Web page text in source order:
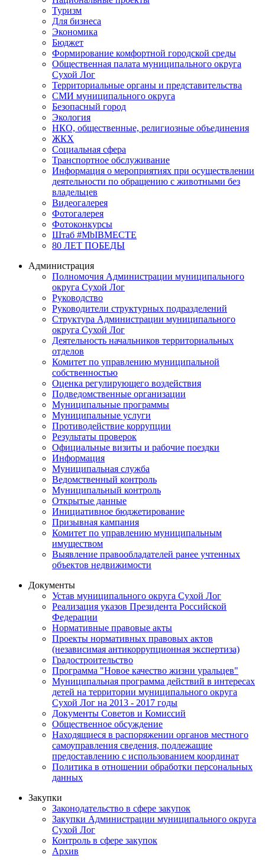
Туризм
Для бизнеса
Экономика
Бюджет
Формирование комфортной городской среды
Общественная палата муниципального округа
Сухой Лог
Территориальные органы и представительства
СМИ муниципального округа
Безопасный город
Экология
НКО, общественные, религиозные объединения
ЖКХ
Социальная сфера
Транспортное обслуживание
Информация о мероприятиях при осуществлении
деятельности по обращению с животными без
владельцев
Видеогалерея
Фотогалерея
Фотоконкурсы
Штаб #MbIBMECTE
80 ЛЕТ ПОБЕДЫ
Администрация
Полномочия Администрации муниципального
округа Сухой Лог
Руководство
Руководители структурных подразделений
Структура Администрации муниципального
округа Сухой Лог
Деятельность начальников территориальных
отделов
Комитет по управлению муниципальной
собственностью
Оценка регулирующего воздействия
Подведомственные организации
Муниципальные программы
Муниципальные услуги
Противодействие коррупции
Результаты проверок
Официальные визиты и рабочие поездки
Информация
Муниципальная служба
Ведомственный контроль
Муниципальный контроль
Открытые данные
Инициативное бюджетирование
Призывная кампания
Комитет по управлению муниципальным
имуществом
Выявление правообладателей ранее учтенных
объектов недвижимости
Документы
Устав муниципального округа Сухой Лог
Реализация указов Президента Российской
Федерации
Нормативные правовые акты
Проекты нормативных правовых актов
(независимая антикоррупционная экспертиза)
Градостроительство
Программа "Новое качество жизни уральцев"
Муниципальная программа действий в интересах
детей на территории муниципального округа
Сухой Лог на 2013 - 2017 годы
Документы Советов и Комиссий
Общественное обсуждение
Находящиеся в распоряжении органов местного
самоуправления сведения, подлежащие
предоставлению с использованием координат
Политика в отношении обработки персональных
данных
Закупки
Законодательство в сфере закупок
Закупки Администрации муниципального округа
Сухой Лог
Контроль в сфере закупок
Архив